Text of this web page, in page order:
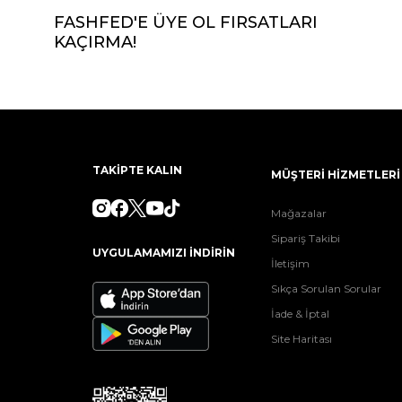
FASHFED'E ÜYE OL FIRSATLARI
KAÇIRMA!
TAKİPTE KALIN
UYGULAMAMIZI İNDİRİN
MÜŞTERİ HİZMETLERİ
Mağazalar
Sipariş Takibi
İletişim
Sıkça Sorulan Sorular
İade & İptal
Site Haritası